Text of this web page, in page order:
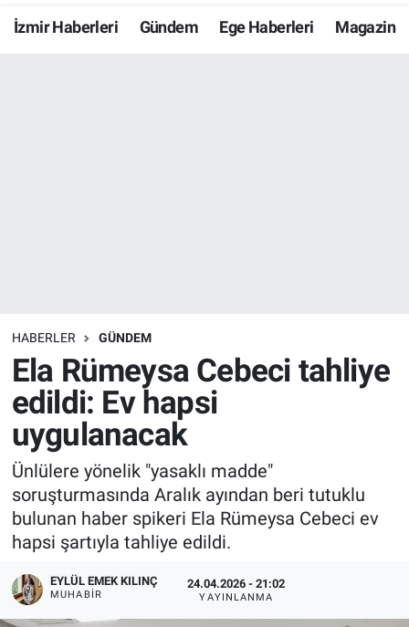
İzmir Haberleri Gündem Ege Haberleri Magazin
HABERLER GÜNDEM
Ela Rümeysa Cebeci tahliye
edildi: Ev hapsi
uygulanacak
Ünlülere yönelik "yasaklı madde"
soruşturmasında Aralık ayından beri tutuklu
bulunan haber spikeri Ela Rümeysa Cebeci ev
hapsi şartıyla tahliye edildi.
EYLÜL EMEK KILINÇ
MUHABIR
24.04.2026 - 21:02
YAYINLANMA
Resmi İlanlar